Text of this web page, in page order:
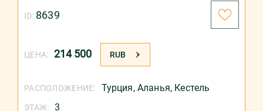
ЦЕНА: 214 500 RUB
ID: 8639
РАСПОЛОЖЕНИЕ: Турция, Аланья, Кестель
ЭТАЖ: 3